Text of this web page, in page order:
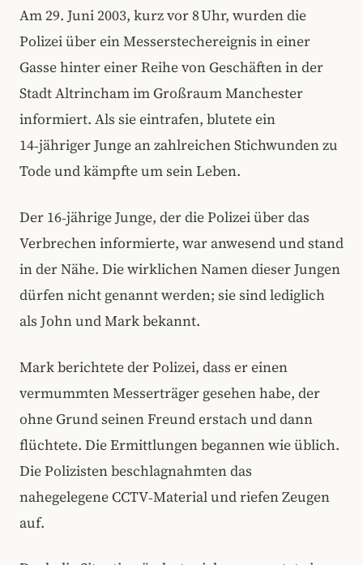
Am 29. Juni 2003, kurz vor 8 Uhr, wurden die
Polizei über ein Messerstechereignis in einer
Gasse hinter einer Reihe von Geschäften in der
Stadt Altrincham im Großraum Manchester
informiert. Als sie eintrafen, blutete ein
14‑jähriger Junge an zahlreichen Stichwunden zu
Tode und kämpfte um sein Leben.
Der 16‑jährige Junge, der die Polizei über das
Verbrechen informierte, war anwesend und stand
in der Nähe. Die wirklichen Namen dieser Jungen
dürfen nicht genannt werden; sie sind lediglich
als John und Mark bekannt.
Mark berichtete der Polizei, dass er einen
vermummten Messerträger gesehen habe, der
ohne Grund seinen Freund erstach und dann
flüchtete. Die Ermittlungen begannen wie üblich.
Die Polizisten beschlagnahmten das
nahegelegene CCTV‑Material und riefen Zeugen
auf.